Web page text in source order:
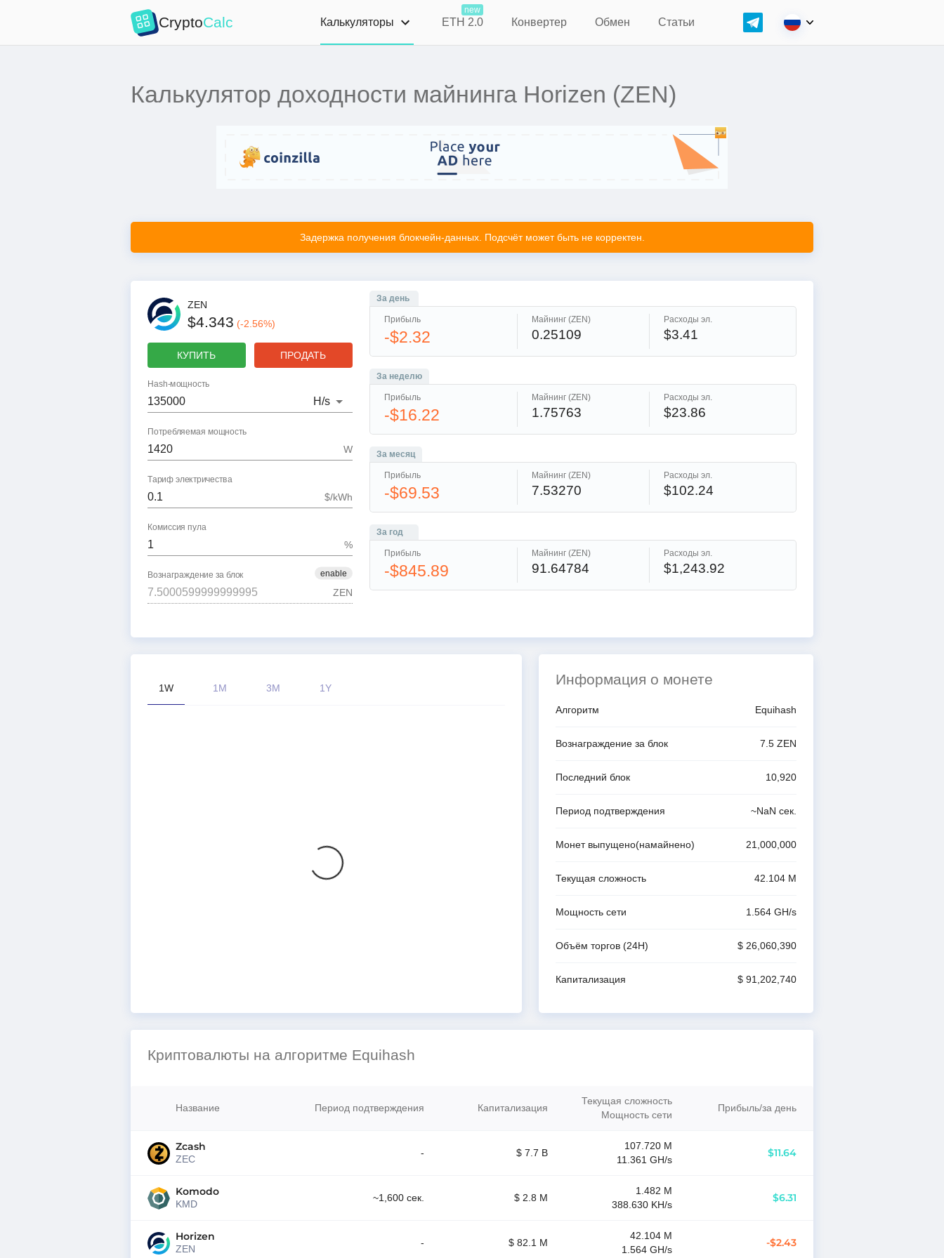
CryptoCalc Калькуляторы ETH 2.0
new
Конвертер Обмен Статьи
Калькулятор доходности майнинга Horizen (ZEN)
Задержка получения блокчейн-данных. Подсчёт может быть не корректен.
ZEN
$4.343 (-2.56%)
КУПИТЬ ПРОДАТЬ
Hash-мощность
H/s
Потребляемая мощность
W
Тариф электричества
$/kWh
Комиссия пула
%
enable
Вознаграждение за блок
ZEN
За день
Прибыль
-$2.32
Майнинг (ZEN)
0.25109
Расходы эл.
$3.41
За неделю
Прибыль
-$16.22
Майнинг (ZEN)
1.75763
Расходы эл.
$23.86
За месяц
Прибыль
-$69.53
Майнинг (ZEN)
7.53270
Расходы эл.
$102.24
За год
Прибыль
-$845.89
Майнинг (ZEN)
91.64784
Расходы эл.
$1,243.92
1W 1M 3M 1Y
Информация о монете
Алгоритм Equihash
Вознаграждение за блок 7.5 ZEN
Последний блок 10,920
Период подтверждения ~NaN сек.
Монет выпущено(намайнено) 21,000,000
Текущая сложность 42.104 M
Мощность сети 1.564 GH/s
Объём торгов (24H) $ 26,060,390
Капитализация $ 91,202,740
Криптовалюты на алгоритме Equihash
Название Период подтверждения Капитализация
Текущая сложность
Мощность сети
Прибыль/за день
Zcash
ZEC
- $ 7.7 B
107.720 M
11.361 GH/s
$11.64
Komodo
KMD
~1,600 сек. $ 2.8 M
1.482 M
388.630 KH/s
$6.31
Horizen
ZEN
- $ 82.1 M
42.104 M
1.564 GH/s
-$2.43